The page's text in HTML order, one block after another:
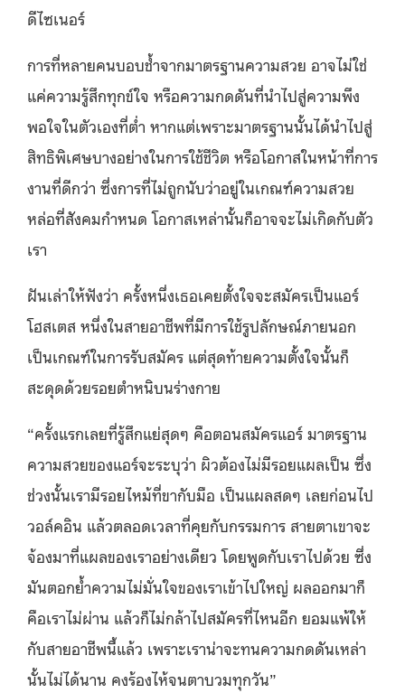
ดีไซเนอร์
การที่หลายคนบอบช้ำจากมาตรฐานความสวย อาจไม่ใช่
แค่ความรู้สึกทุกข์ใจ หรือความกดดันที่นำไปสู่ความพึง
พอใจในตัวเองที่ต่ำ หากแต่เพราะมาตรฐานนั้นได้นำไปสู่
สิทธิพิเศษบางอย่างในการใช้ชีวิต หรือโอกาสในหน้าที่การ
งานที่ดีกว่า ซึ่งการที่ไม่ถูกนับว่าอยู่ในเกณฑ์ความสวย
หล่อที่สังคมกำหนด โอกาสเหล่านั้นก็อาจจะไม่เกิดกับตัว
เรา
ฝันเล่าให้ฟังว่า ครั้งหนึ่งเธอเคยตั้งใจจะสมัครเป็นแอร์
โฮสเตส หนึ่งในสายอาชีพที่มีการใช้รูปลักษณ์ภายนอก
เป็นเกณฑ์ในการรับสมัคร แต่สุดท้ายความตั้งใจนั้นก็
สะดุดด้วยรอยตำหนิบนร่างกาย
“ครั้งแรกเลยที่รู้สึกแย่สุดๆ คือตอนสมัครแอร์ มาตรฐาน
ความสวยของแอร์จะระบุว่า ผิวต้องไม่มีรอยแผลเป็น ซึ่ง
ช่วงนั้นเรามีรอยไหม้ที่ขากับมือ เป็นแผลสดๆ เลยก่อนไป
วอล์คอิน แล้วตลอดเวลาที่คุยกับกรรมการ สายตาเขาจะ
จ้องมาที่แผลของเราอย่างเดียว โดยพูดกับเราไปด้วย ซึ่ง
มันตอกย้ำความไม่มั่นใจของเราเข้าไปใหญ่ ผลออกมาก็
คือเราไม่ผ่าน แล้วก็ไม่กล้าไปสมัครที่ไหนอีก ยอมแพ้ให้
กับสายอาชีพนี้แล้ว เพราะเราน่าจะทนความกดดันเหล่า
นั้นไม่ได้นาน คงร้องไห้จนตาบวมทุกวัน”